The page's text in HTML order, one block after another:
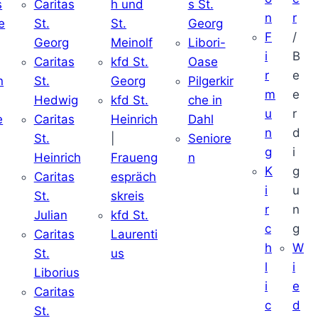
Caritas
St.
Georg
Caritas
St.
Hedwig
Caritas
St.
Heinrich
Caritas
St.
Julian
Caritas
St.
Liborius
Caritas
St.
h und
St.
Meinolf
kfd St.
Georg
kfd St.
Heinrich
Fraueng
espräch
skreis
kfd St.
Laurenti
us
s St.
Georg
Libori-
Oase
Pilgerkir
che in
Dahl
Seniore
n
n
F
i
r
m
u
n
g
K
i
r
c
h
l
i
c
r
/
B
e
e
r
d
i
g
u
n
g
W
i
e
d